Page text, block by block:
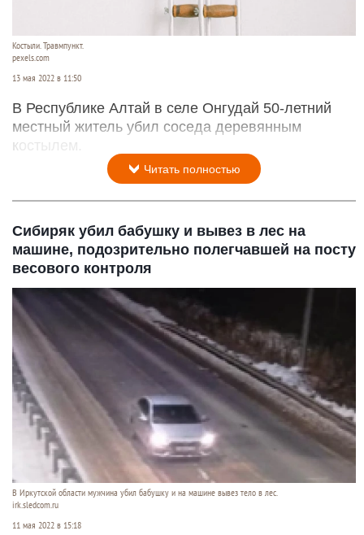
Костыли. Травмпункт.
pexels.com
13 мая 2022 в 11:50
В Республике Алтай в селе Онгудай 50-летний
местный житель убил соседа деревянным
костылем.
Читать полностью
Сибиряк убил бабушку и вывез в лес на
машине, подозрительно полегчавшей на посту
весового контроля
В Иркутской области мужчина убил бабушку и на машине вывез тело в лес.
irk.sledcom.ru
11 мая 2022 в 15:18